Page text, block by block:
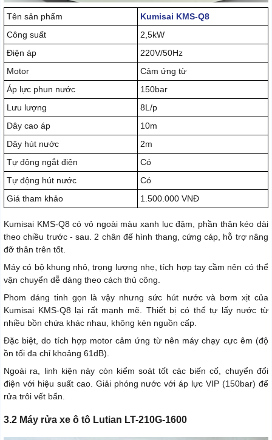
Tên sản phẩm
Kumisai KMS-Q8
Công suất
2,5kW
Điện áp
220V/50Hz
Motor
Cảm ứng từ
Áp lực phun nước
150bar
Lưu lượng
8L/p
Dây cao áp
10m
Dây hút nước
2m
Tự động ngắt điện
Có
Tự động hút nước
Có
Giá tham khảo
1.500.000 VNĐ
Kumisai KMS-Q8 có vỏ ngoài màu xanh lục đậm, phần thân kéo dài
theo chiều trước - sau. 2 chân đế hình thang, cứng cáp, hỗ trợ nâng
đỡ thân trên tốt.
Máy có bộ khung nhỏ, trọng lượng nhẹ, tích hợp tay cầm nên có thể
vận chuyển dễ dàng theo cách thủ công.
Phom dáng tinh gọn là vậy nhưng sức hút nước và bơm xịt của
Kumisai KMS-Q8 lại rất mạnh mẽ. Thiết bị có thể tự lấy nước từ
nhiều bồn chứa khác nhau, không kén nguồn cấp.
Đặc biệt, do tích hợp motor cảm ứng từ nên máy chạy cực êm (độ
ồn tối đa chỉ khoảng 61dB).
Ngoài ra, linh kiện này còn kiểm soát tốt các biến cố, chuyển đổi
điện với hiệu suất cao. Giải phóng nước với áp lực VIP (150bar) để
rửa trôi vết bẩn.
3.2 Máy rửa xe ô tô Lutian LT-210G-1600